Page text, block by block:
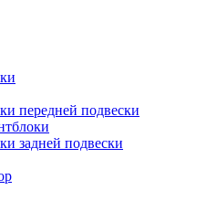
передней подвески
задней подвески